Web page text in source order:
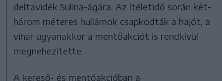
deltavidék Sulina-ágára. Az ítéletidő során két-
három méteres hullámok csapkodták a hajót, a
vihar ugyanakkor a mentőakciót is rendkívül
megnehezítette.
A kereső- és mentőakcióban a